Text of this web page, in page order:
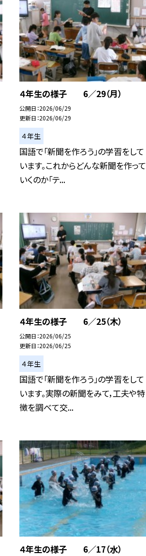
４年生の様子 6／29（月）
公開日 2026/06/29
更新日 2026/06/29
４年生
国語で「新聞を作ろう」の学習をして
います。これからどんな新聞を作って
いくのか「テ...
４年生の様子 6／25（木）
公開日 2026/06/25
更新日 2026/06/25
４年生
国語で「新聞を作ろう」の学習をして
います。実際の新聞をみて，工夫や特
徴を調べて交...
４年生の様子 6／17（水）